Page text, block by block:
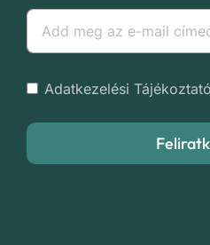
Adatkezelési Tájékoztató